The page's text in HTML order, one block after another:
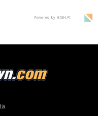
Powered by HIGH.FI